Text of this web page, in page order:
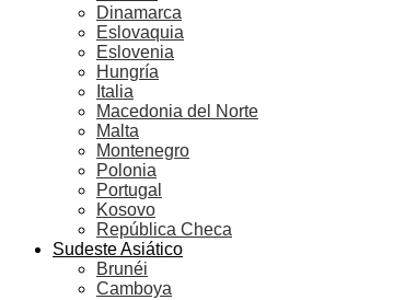
Dinamarca
Eslovaquia
Eslovenia
Hungría
Italia
Macedonia del Norte
Malta
Montenegro
Polonia
Portugal
Kosovo
República Checa
Sudeste Asiático
Brunéi
Camboya